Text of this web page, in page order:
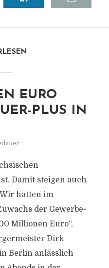
EURO
PLUS IN
Damit steigen auch
hatten im
der Gewerbe-
Millionen Euro“,
Dirk
Berlin anlässlich